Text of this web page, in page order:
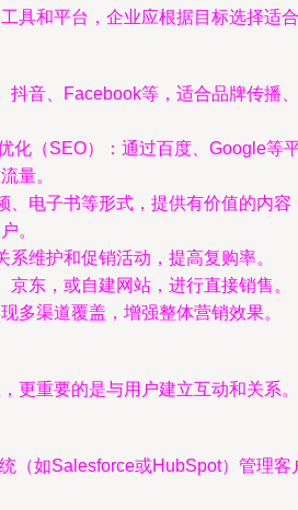
具和平台，企业应根据目标选择适合
抖音、Facebook等，适合品牌传播、
化（SEO）：通过百度、Google等
量。
、电子书等形式，提供有价值的内容
。
维护和促销活动，提高复购率。
东，或自建网站，进行直接销售。
多渠道覆盖，增强整体营销效果。
更重要的是与用户建立互动和关系。
（如Salesforce或HubSpot）管理客